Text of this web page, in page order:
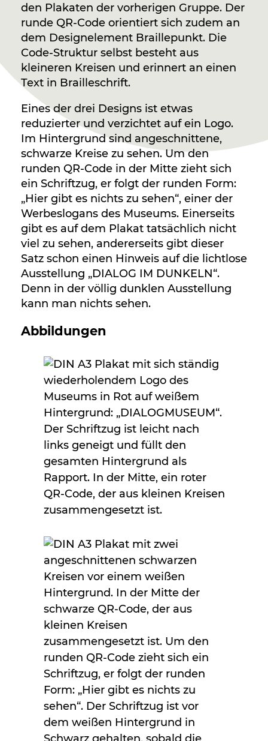
den Plakaten der vorherigen Gruppe. Der
runde QR-Code orientiert sich zudem an
dem Designelement Braillepunkt. Die
Code-Struktur selbst besteht aus
kleineren Kreisen und erinnert an einen
Text in Brailleschrift.
Eines der drei Designs ist etwas
reduzierter und verzichtet auf ein Logo.
Im Hintergrund sind angeschnittene,
schwarze Kreise zu sehen. Um den
runden QR-Code in der Mitte zieht sich
ein Schriftzug, er folgt der runden Form:
„Hier gibt es nichts zu sehen“, einer der
Werbeslogans des Museums. Einerseits
gibt es auf dem Plakat tatsächlich nicht
viel zu sehen, andererseits gibt dieser
Satz schon einen Hinweis auf die lichtlose
Ausstellung „DIALOG IM DUNKELN“.
Denn in der völlig dunklen Ausstellung
kann man nichts sehen.
Abbildungen